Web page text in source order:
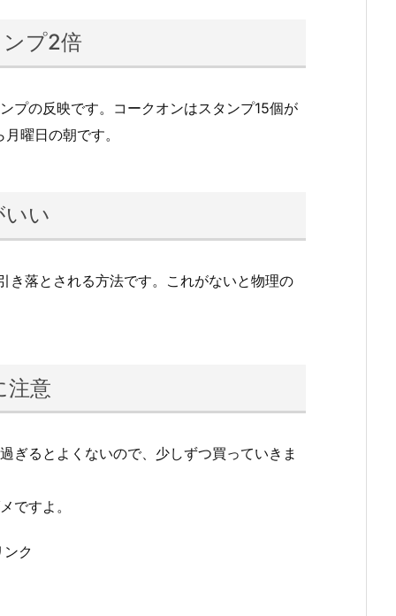
プ2倍
プの反映です。コークオンはスタンプ15個が
曜日の朝です。
い
落とされる方法です。これがないと物理の
注意
ぎるとよくないので、少しずつ買っていきま
ですよ。
ク